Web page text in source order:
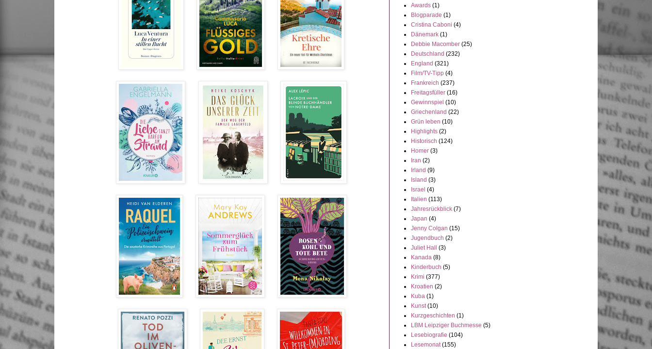
Awards (1)
Blogparade (1)
Cristina Caboni (4)
Dänemark (1)
Debbie Macomber (25)
Deutschland (232)
England (321)
Film/TV-Tipp (4)
Frankreich (237)
Freitagsfüller (16)
Gewinnspiel (10)
Griechenland (22)
Grün leben (10)
Highlights (2)
Historisch (124)
Homer (3)
Iran (2)
Irland (9)
Island (3)
Israel (4)
Italien (113)
Jahresrückblick (7)
Japan (4)
Jenny Colgan (15)
Jugendbuch (2)
Juliet Hall
(3)
Kanada (8)
Kinderbuch (5)
Krimi (377)
Kroatien (2)
Kuba (1)
Kunst (10)
Kurzgeschichten (1)
LBM Leipziger Buchmesse (5)
Lesebiografie (104)
Lesemonat (155)